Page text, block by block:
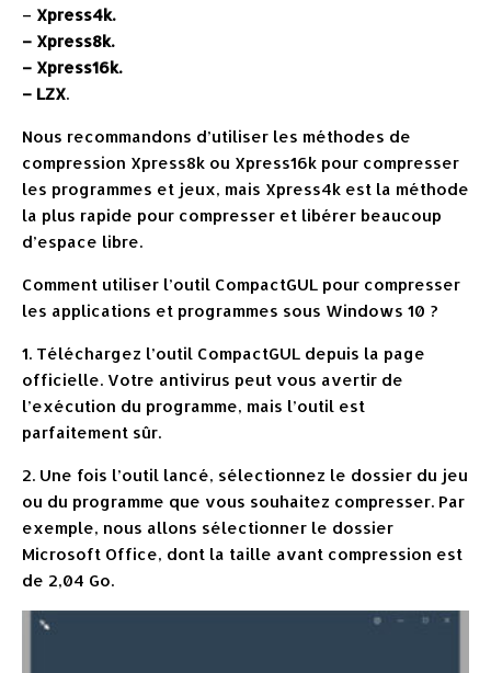
– Xpress4k.
– Xpress8k.
– Xpress16k.
– LZX.
Nous recommandons d’utiliser les méthodes de
compression Xpress8k ou Xpress16k pour compresser
les programmes et jeux, mais Xpress4k est la méthode
la plus rapide pour compresser et libérer beaucoup
d’espace libre.
Comment utiliser l’outil CompactGUL pour compresser
les applications et programmes sous Windows 10 ?
1. Téléchargez l’outil CompactGUL depuis la page
officielle. Votre antivirus peut vous avertir de
l’exécution du programme, mais l’outil est
parfaitement sûr.
2. Une fois l’outil lancé, sélectionnez le dossier du jeu
ou du programme que vous souhaitez compresser. Par
exemple, nous allons sélectionner le dossier
Microsoft Office, dont la taille avant compression est
de 2,04 Go.